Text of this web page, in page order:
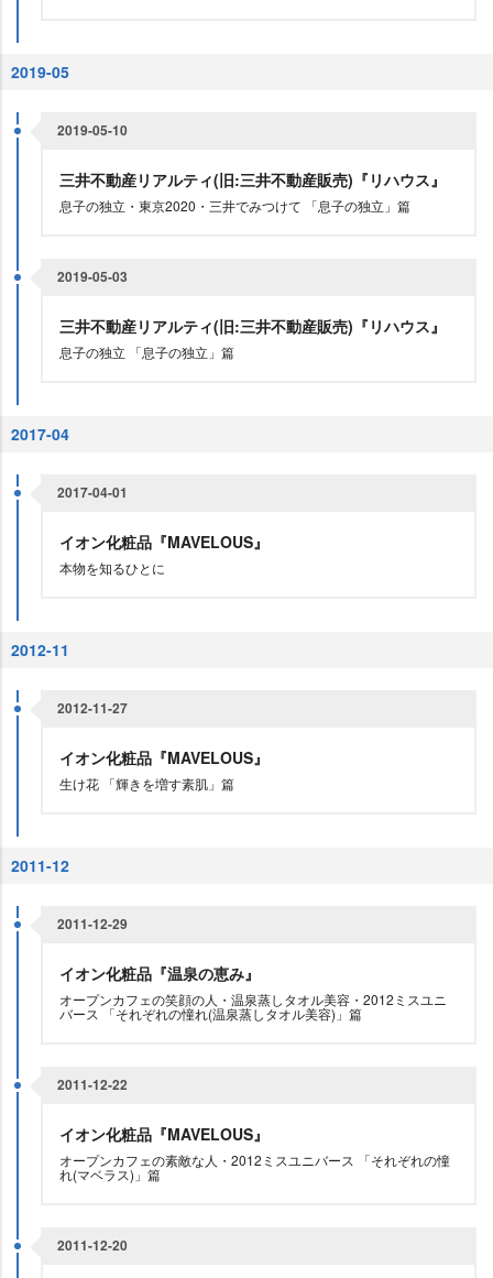
2019-05
2019-05-10
三井不動産リアルティ(旧:三井不動産販売)『リハウス』
息子の独立・東京2020・三井でみつけて 「息子の独立」篇
2019-05-03
三井不動産リアルティ(旧:三井不動産販売)『リハウス』
息子の独立 「息子の独立」篇
2017-04
2017-04-01
イオン化粧品『MAVELOUS』
本物を知るひとに
2012-11
2012-11-27
イオン化粧品『MAVELOUS』
生け花 「輝きを増す素肌」篇
2011-12
2011-12-29
イオン化粧品『温泉の恵み』
オープンカフェの笑顔の人・温泉蒸しタオル美容・2012ミスユニ
バース 「それぞれの憧れ(温泉蒸しタオル美容)」篇
2011-12-22
イオン化粧品『MAVELOUS』
オープンカフェの素敵な人・2012ミスユニバース 「それぞれの憧
れ(マベラス)」篇
2011-12-20